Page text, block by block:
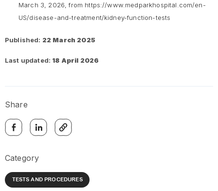
March 3, 2026, from https://www.medparkhospital.com/en-
US/disease-and-treatment/kidney-function-tests
Published: 22 March 2025
Last updated: 18 April 2026
Share
Category
TESTS AND PROCEDURES